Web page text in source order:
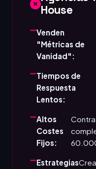
House
Venden
"Métricas de
Vanidad":
Tiempos de
Respuesta
Lentos:
Altos
Costes
Fijos:
Estrategias